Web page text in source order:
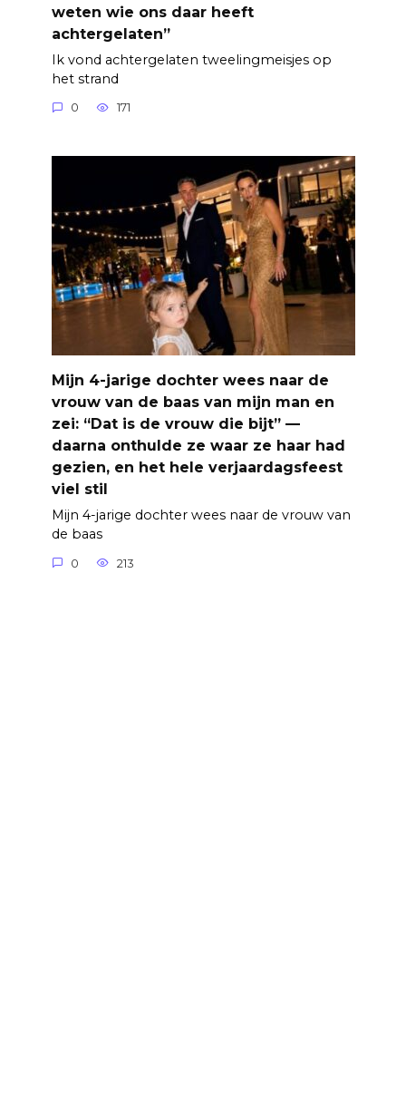
weten wie ons daar heeft
achtergelaten”
Ik vond achtergelaten tweelingmeisjes op
het strand
0 171
Mijn 4-jarige dochter wees naar de
vrouw van de baas van mijn man en
zei: “Dat is de vrouw die bijt” —
daarna onthulde ze waar ze haar had
gezien, en het hele verjaardagsfeest
viel stil
Mijn 4-jarige dochter wees naar de vrouw van
de baas
0 213